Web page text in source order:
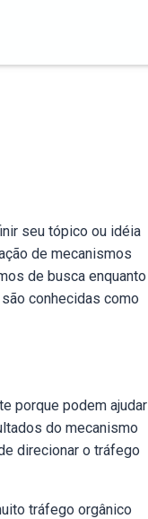
seu tópico ou idéia
de mecanismos
de busca enquanto
conhecidas como
porque podem ajudar
do mecanismo
direcionar o tráfego
tráfego orgânico